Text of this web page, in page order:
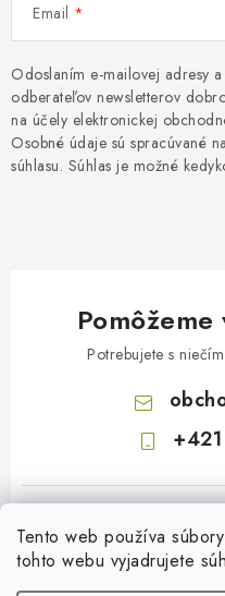
Tento web používa
tohto webu vyjadrujete
Email
Odoslaním e-mailovej adresy
odberateľov newsletterov
na účely elektronickej
Osobné údaje sú spracúvané
súhlasu. Súhlas je možné
Potrebujete s